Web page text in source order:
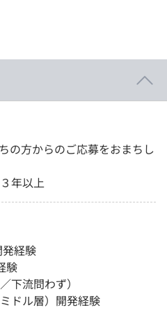
の方からのご応募をおまちし
年以上
発経験
験
下流問わず）
ドル層）開発経験